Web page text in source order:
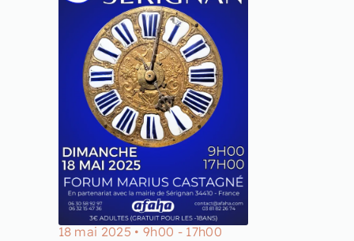
18 mai 2025 • 9h00 - 17h00